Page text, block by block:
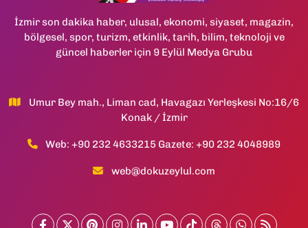
İzmir son dakika haber, ulusal, ekonomi, siyaset, magazin,
bölgesel, spor, turizm, etkinlik, tarih, bilim, teknoloji ve
güncel haberler için 9 Eylül Medya Grubu
Umur Bey mah., Liman cad, Havagazı Yerleşkesi No:16/6
Konak / İzmir
Web: +90 232 4633215 Gazete: +90 232 4048989
web@dokuzeylul.com